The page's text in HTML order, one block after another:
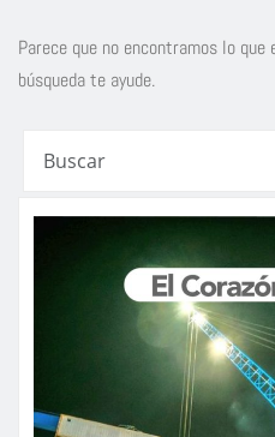
Parece que no encontramos lo que
búsqueda te ayude.